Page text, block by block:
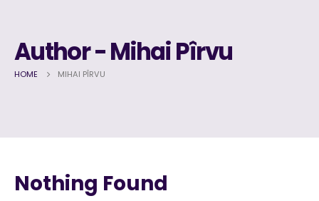
Author - Mihai Pîrvu
HOME MIHAI PÎRVU
Nothing Found